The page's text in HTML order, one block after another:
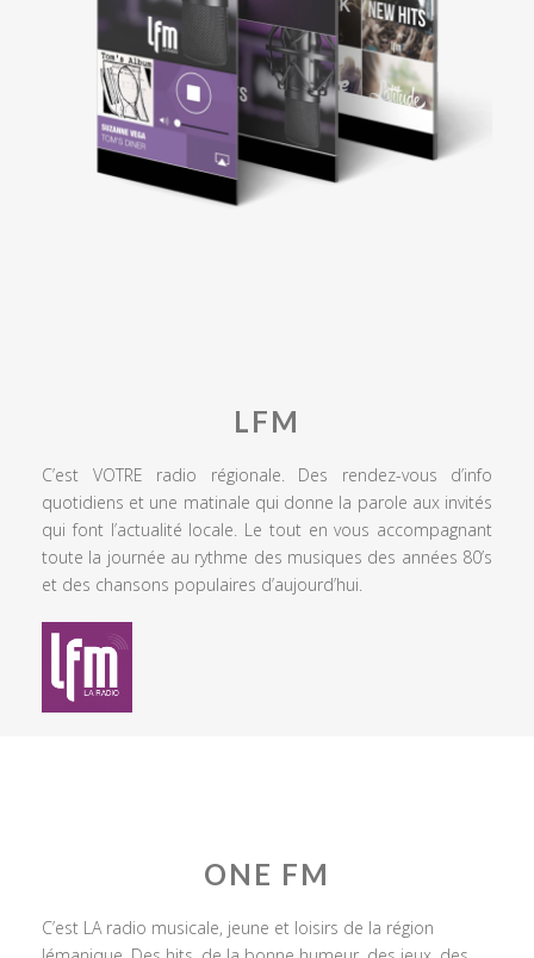
LFM
C’est VOTRE radio régionale. Des rendez-vous d’info
quotidiens et une matinale qui donne la parole aux invités
qui font l’actualité locale. Le tout en vous accompagnant
toute la journée au rythme des musiques des années 80’s
et des chansons populaires d’aujourd’hui.
ONE FM
C’est LA radio musicale, jeune et loisirs de la région